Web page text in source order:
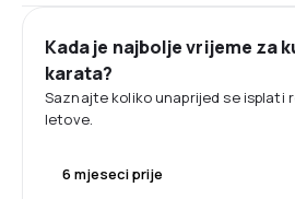
Kada je najbolje vrijeme za
karata?
Saznajte koliko unaprijed se isplati
letove.
6 mjeseci prije